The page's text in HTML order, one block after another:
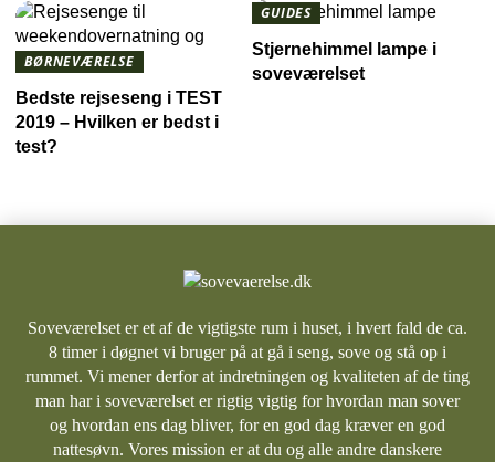
BØRNEVÆRELSE
Bedste rejseseng i TEST
2019 – Hvilken er bedst i
test?
GUIDES
Stjernehimmel lampe i
soveværelset
Soveværelset er et af de vigtigste rum i huset, i hvert fald de ca.
8 timer i døgnet vi bruger på at gå i seng, sove og stå op i
rummet. Vi mener derfor at indretningen og kvaliteten af de ting
man har i soveværelset er rigtig vigtig for hvordan man sover
og hvordan ens dag bliver, for en god dag kræver en god
nattesøvn. Vores mission er at du og alle andre danskere